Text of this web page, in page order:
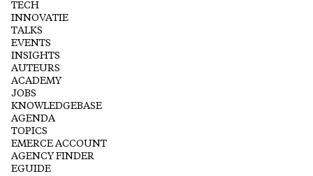
TECH
INNOVATIE
TALKS
EVENTS
INSIGHTS
AUTEURS
ACADEMY
JOBS
KNOWLEDGEBASE
AGENDA
TOPICS
EMERCE ACCOUNT
AGENCY FINDER
EGUIDE